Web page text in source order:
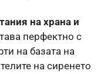
на храна и
перфектно с
на базата на
на сиренето